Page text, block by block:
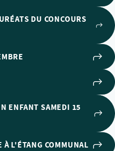
DU CONCOURS
ENFANT SAMEDI 15
À L'ÉTANG COMMUNAL